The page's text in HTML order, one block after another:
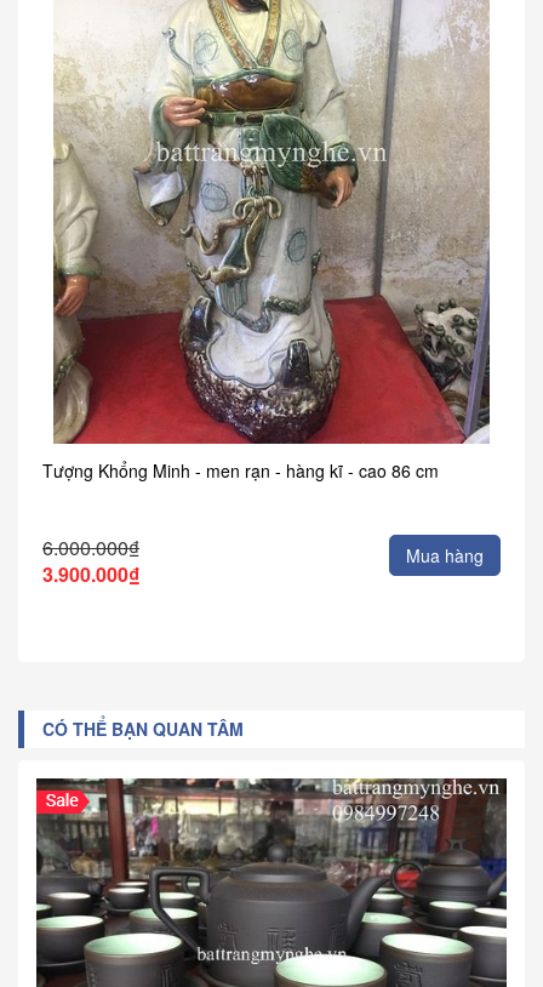
Tượng Khổng Minh - men rạn - hàng kĩ - cao 86 cm
6.000.000₫
3.900.000₫
Mua hàng
CÓ THỂ BẠN QUAN TÂM